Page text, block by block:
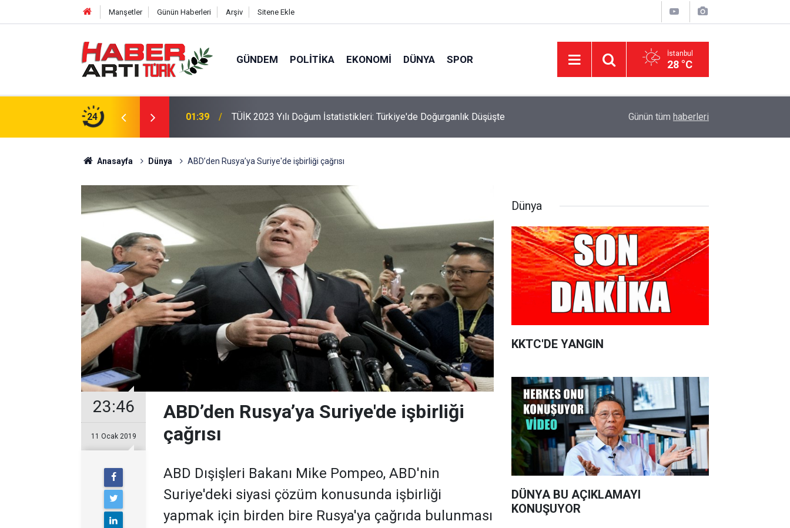
Manşetler Günün Haberleri Arşiv Sitene Ekle
GÜNDEM POLITIKA EKONOMI DÜNYA SPOR İstanbul
28 °C
24
Türkiye'de Doğurganlık Düşüşte 22:47 16 Maddelik Maden Kanunu Teklif Kabul Edildi DEVA Partisi'nde Büyük Kongre Hazırlıkları
Günün tüm haberleri
Anasayfa Dünya ABD’den Rusya’ya Suriye'de işbirliği çağrısı
23:46
11 Ocak 2019
ABD’den Rusya’ya Suriye'de işbirliği
çağrısı
ABD Dışişleri Bakanı Mike Pompeo, ABD'nin
Suriye'deki siyasi çözüm konusunda işbirliği
yapmak için birden bire Rusya'ya çağrıda bulunması
Dünya
KKTC'DE YANGIN
DÜNYA BU AÇIKLAMAYI
KONUŞUYOR